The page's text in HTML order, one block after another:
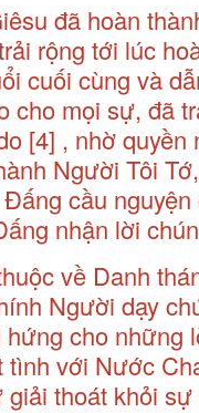
đã hoàn
rộng tới lúc
cuối cùng và
cho mọi sự, đã
[4] , nhờ quyền
Người Tôi
cầu
nhận lời
về Danh
Người dạy
cho những
tình với Nước
giải thoát khỏi